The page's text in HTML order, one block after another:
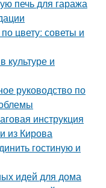
печь для гаража
цвету: советы и
культуре и
руководство по
инструкция
из Кирова
гостиную и
идей для дома